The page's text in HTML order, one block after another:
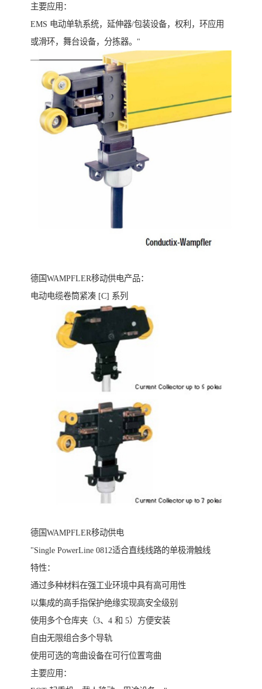
主要应用：
EMS 电动单轨系统，延伸器/包装设备，权利，环应用
或滑环，舞台设备，分拣器。"
德国WAMPFLER移动供电产品：
电动电缆卷筒紧凑 [C] 系列
德国WAMPFLER移动供电
"Single PowerLine 0812适合直线线路的单极滑触线
特性：
通过多种材料在强工业环境中具有高可用性
以集成的高手指保护绝缘实现高安全级别
使用多个仓库夹（3、4 和 5）方便安装
自由无限组合多个导轨
使用可选的弯曲设备在可行位置弯曲
主要应用：